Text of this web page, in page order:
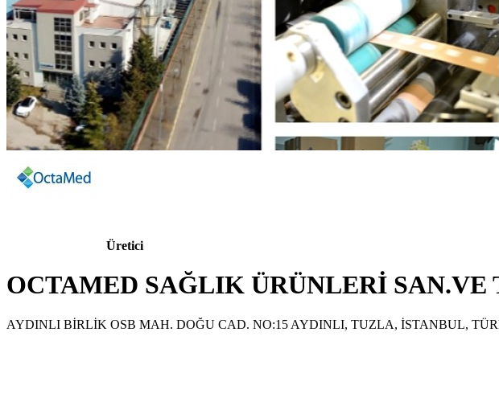
Üretici
OCTAMED SAĞLIK ÜRÜNLERİ SAN.VE
AYDINLI BİRLİK OSB MAH. DOĞU CAD. NO:15 AYDINLI, TUZLA, İSTANBUL,